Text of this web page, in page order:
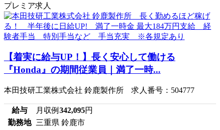
プレミア求人
【着実に給与UP！】長く安心して働ける
『Honda』の期間従業員｜満了一時...
本田技研工業株式会社 鈴鹿製作所 求人番号：504777
給与 月収例 342,095円
勤務地 三重県 鈴鹿市